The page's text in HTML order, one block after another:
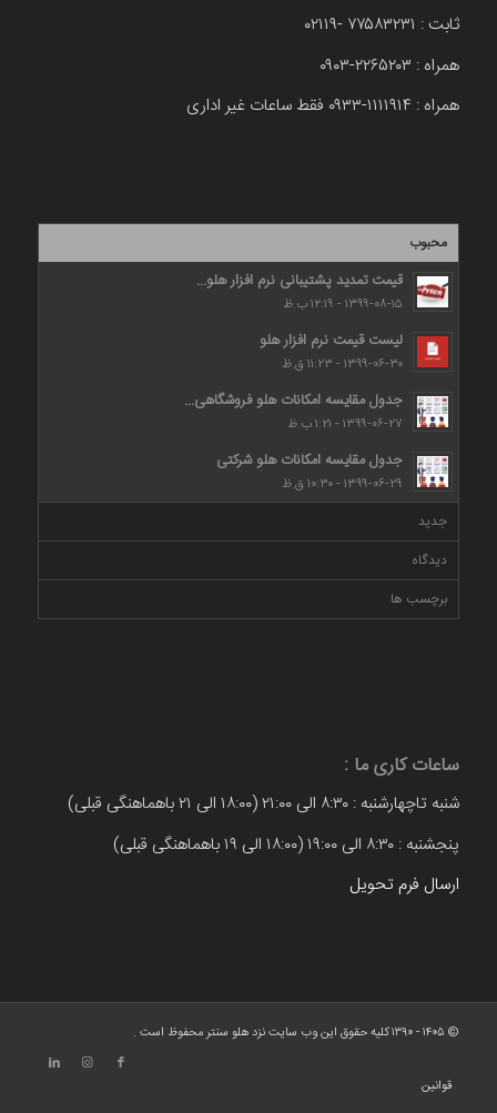
ثابت : ۷۷۵۸۳۲۳۱ -۰۲۱۱۹
همراه : ۲۲۶۵۲۰۳-۰۹۰۳
همراه : ۱۱۱۱۹۱۴-۰۹۳۳ فقط ساعات غیر اداری
محبوب
قیمت تمدید پشتیبانی نرم افزار هلو...
۱۳۹۹-۰۸-۱۵ - ۱۲:۱۹ ب.ظ
لیست قیمت نرم افزار هلو
۱۳۹۹-۰۶-۳۰ - ۱۱:۲۳ ق.ظ
جدول مقایسه امکانات هلو فروشگاهی...
۱۳۹۹-۰۶-۲۷ - ۱:۲۱ ب.ظ
جدول مقایسه امکانات هلو شرکتی
۱۳۹۹-۰۶-۲۹ - ۱۰:۳۰ ق.ظ
جدید
دیدگاه
برچسب ها
ساعات کاری ما :
شنبه تاچهارشنبه : ۸:۳۰ الی ۲۱:۰۰ (۱۸:۰۰ الی ۲۱ باهماهنگی قبلی)
پنجشنبه : ۸:۳۰ الی ۱۹:۰۰ (۱۸:۰۰ الی ۱۹ باهماهنگی قبلی)
ارسال فرم تحویل
© ۱۴۰۵ - ۱۳۹۰ کلیه حقوق این وب سایت نزد هلو سنتر محفوظ است .
قوانین